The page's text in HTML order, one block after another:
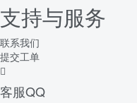
支持与服务
联系我们
提交工单
客服QQ